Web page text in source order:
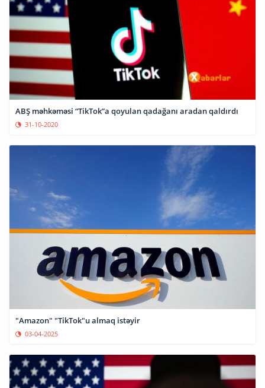
ABŞ məhkəməsi “TikTok”a qoyulan qadağanı aradan qaldırdı
31-10-2020
"Amazon" "TikTok"u almaq istəyir
03-04-2025